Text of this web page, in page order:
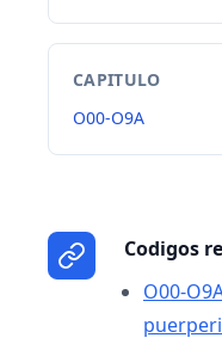
CAPITULO
O00-O9A
Codigos
O00-